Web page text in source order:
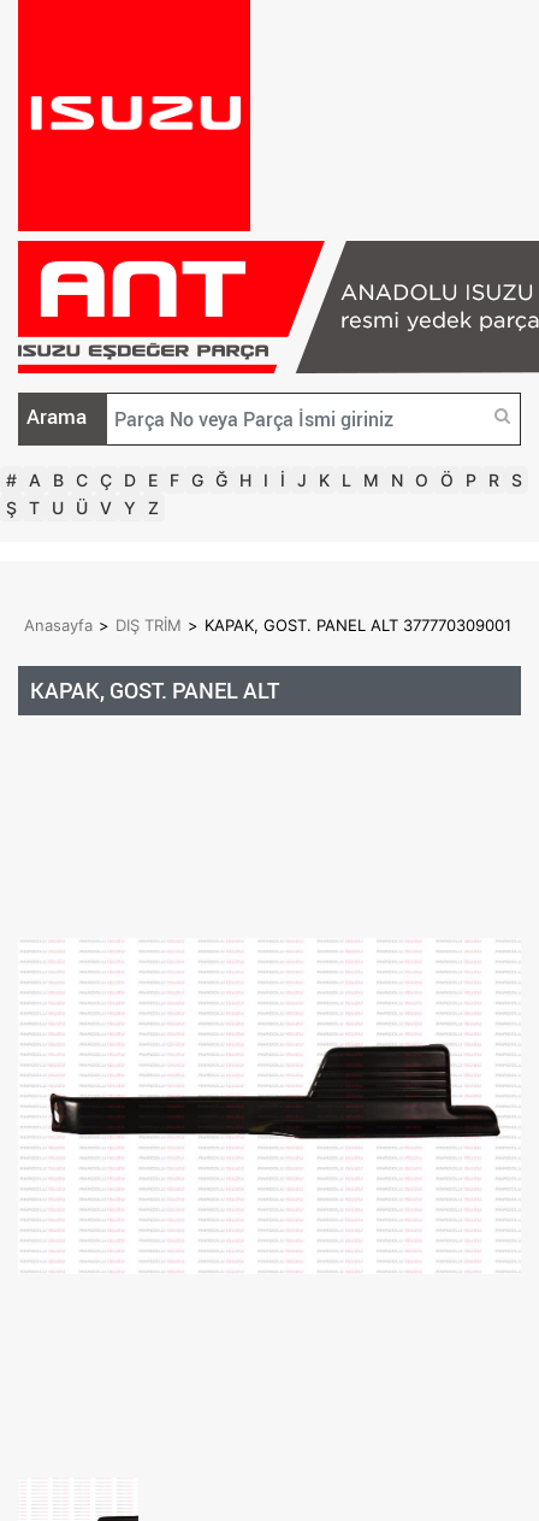
Arama
# A B C Ç D E F G Ğ H I İ J K L M N O Ö P R S
Ş T U Ü V Y Z
Anasayfa > DIŞ TRİM > KAPAK, GOST. PANEL ALT 377770309001
KAPAK, GOST. PANEL ALT